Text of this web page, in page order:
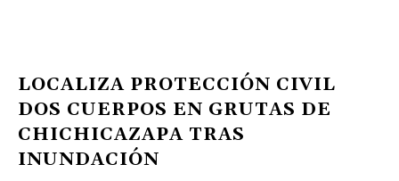
LOCALIZA PROTECCIÓN CIVIL
DOS CUERPOS EN GRUTAS DE
CHICHICAZAPA TRAS
INUNDACIÓN